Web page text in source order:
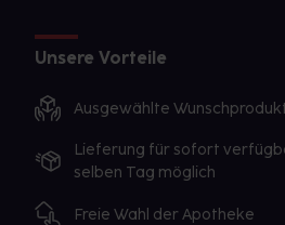
Unsere Vorteile
Ausgewählte
Lieferung für sofort
selben Tag möglich
Freie Wahl der Apotheke